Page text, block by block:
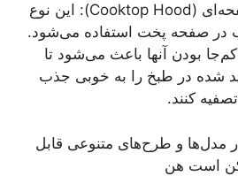
هود اخوان صفحه‌ای (Cooktop Hood): این نوع
در صفحه پخت استفاده می‌شود.
بودن آنها باعث می‌شود تا
شده در طبخ را به خوبی جذب
کنند.
مدل‌ها و طرح‌های متنوعی قابل
است هن